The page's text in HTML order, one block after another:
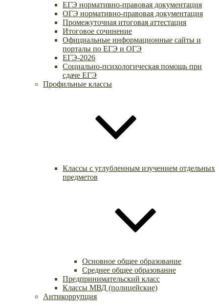
ЕГЭ нормативно-правовая документация
ОГЭ нормативно-правовая документация
Промежуточная итоговая аттестация
Итоговое сочинение
Официальные информационные сайты и
порталы по ЕГЭ и ОГЭ
ЕГЭ-2026
Социально-психологическая помощь при
сдаче ЕГЭ
Профильные классы
Классы с углубленным изучением отдельных
предметов
Основное общее образование
Среднее общее образование
Предпринимательский класс
Классы МВД (полицейские)
Антикоррупция